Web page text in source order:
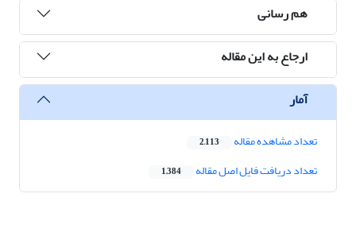
هم رسانی
ارجاع به این مقاله
آمار
تعداد مشاهده مقاله 2,113
تعداد دریافت فایل اصل مقاله 1,384